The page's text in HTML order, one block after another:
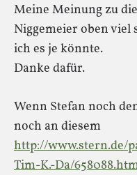
Meine Meinung zu
Niggemeier oben viel
ich es je könnte.
Danke dafür.
Wenn Stefan noch
noch an diesem
http://www.stern.de/
Tim-K.-Da/